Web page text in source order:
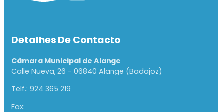
Detalhes De Contacto
Câmara Municipal de Alange
Calle Nueva, 26 - 06840 Alange (Badajoz)
Telf.: 924 365 219
Fax: